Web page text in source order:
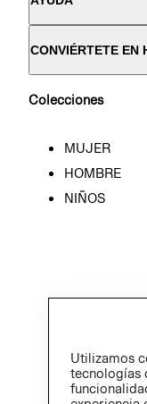
CONVIÉRTETE EN
Colecciones
MUJER
HOMBRE
NIÑOS
Utilizamos
tecnologías